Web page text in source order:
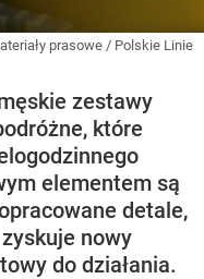
prasowe / Polskie Linie
zestawy
które
elementem są
detale,
nowy
do działania.